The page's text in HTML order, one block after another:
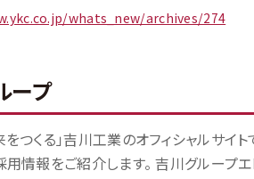
whats_new/archives/274
ープ
をつくる」吉川工業のオフィシャルサイ
用情報をご紹介します。 吉川グループ